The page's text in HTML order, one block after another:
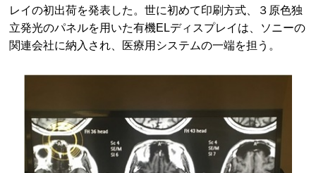
レイの初出荷を発表した。世に初めて印刷方式、３原色独
立発光のパネルを用いた有機ELディスプレイは、ソニーの
関連会社に納入され、医療用システムの一端を担う。